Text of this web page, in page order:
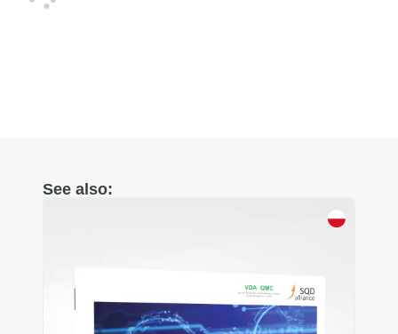
See also: